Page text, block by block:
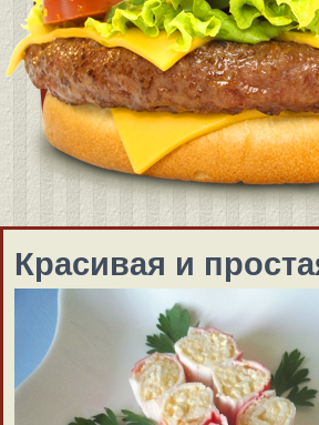
Красивая и